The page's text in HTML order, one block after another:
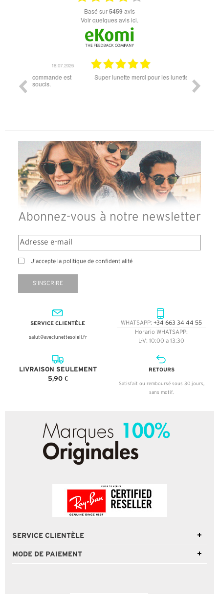
basé sur5459 avis
Voir quelques avis ici.
Super lunette merci pour les lunettes pour l'éclipse
Abonnez-vous à notre newsletter
J'accepte la politique de confidentialité
S'INSCRIRE
SERVICE CLIENTÈLE
salut@aveclunettesoleil.fr
WHATSAPP: +34 663 34 44 55
Horario WHATSAPP:
L-V: 10:00 a 13:30
LIVRAISON SEULEMENT
5,90 €
RETOURS
Satisfait ou remboursé sous 30 jours,
sans motif.
SERVICE CLIENTÈLE
MODE DE PAIEMENT